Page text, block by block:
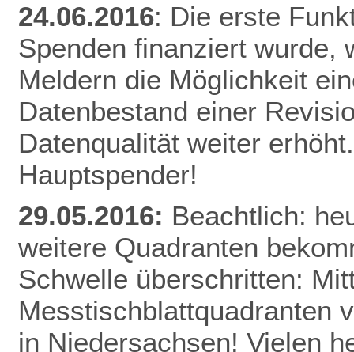
24.06.2016: Die erste
Spenden finanziert wurde,
Meldern die Möglichkeit
Datenbestand einer
Datenqualität weiter
Hauptspender!
29.05.2016: Beachtlich:
weitere Quadranten
Schwelle überschritten:
Messtischblattquadranten
in Niedersachsen! Vielen